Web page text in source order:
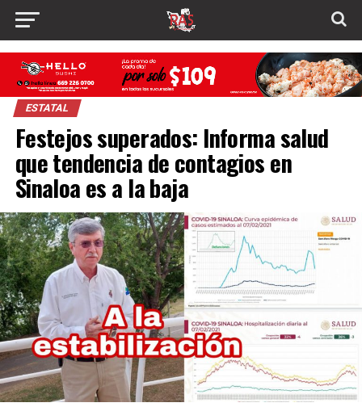
ESTATAL
Festejos superados: Informa salud
que tendencia de contagios en
Sinaloa es a la baja